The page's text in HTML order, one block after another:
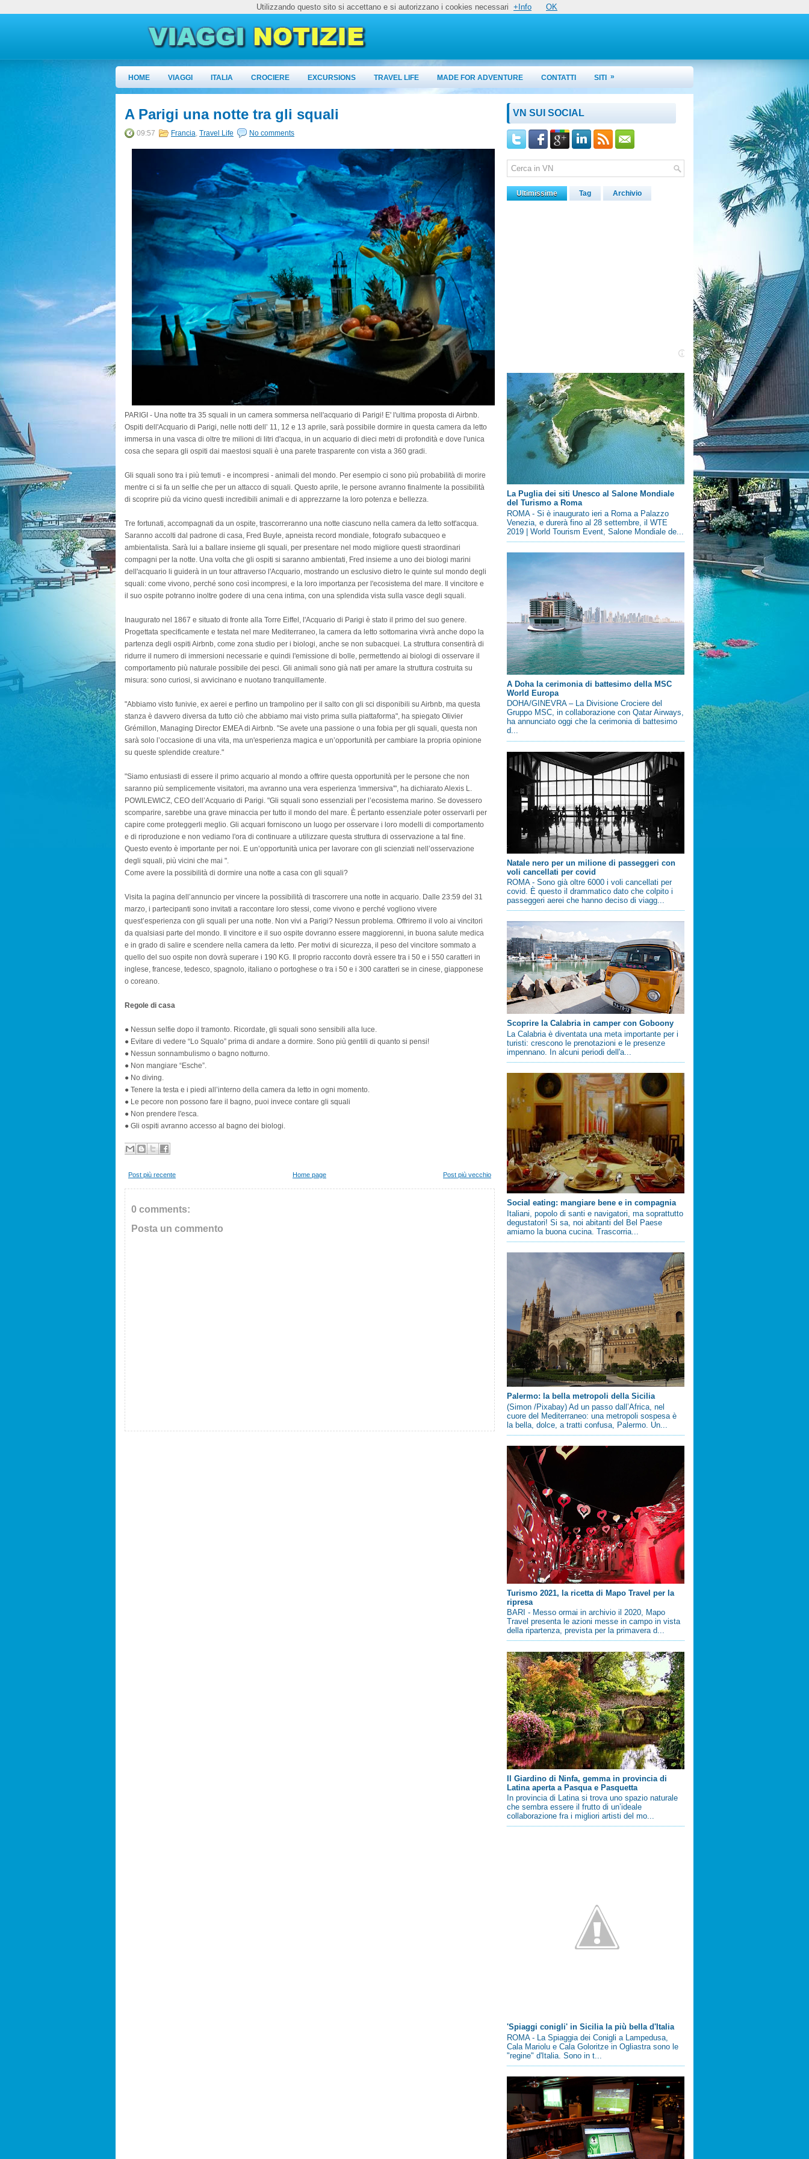
HOME VIAGGI ITALIA CROCIERE EXCURSIONS TRAVEL LIFE MADE FOR ADVENTURE CONTATTI SITI »
A Parigi una notte tra gli squali
09:57 Francia, Travel Life No comments
PARIGI - Una notte tra 35 squali in un camera sommersa nell'acquario di Parigi! E' l'ultima proposta di Airbnb.
Ospiti dell'Acquario di Parigi, nelle notti dell’ 11, 12 e 13 aprile, sarà possibile dormire in questa camera da letto
immersa in una vasca di oltre tre milioni di litri d'acqua, in un acquario di dieci metri di profondità e dove l'unica
cosa che separa gli ospiti dai maestosi squali è una parete trasparente con vista a 360 gradi.
Gli squali sono tra i più temuti - e incompresi - animali del mondo. Per esempio ci sono più probabilità di morire
mentre ci si fa un selfie che per un attacco di squali. Questo aprile, le persone avranno finalmente la possibilità
di scoprire più da vicino questi incredibili animali e di apprezzarne la loro potenza e bellezza.
Tre fortunati, accompagnati da un ospite, trascorreranno una notte ciascuno nella camera da letto sott'acqua.
Saranno accolti dal padrone di casa, Fred Buyle, apneista record mondiale, fotografo subacqueo e
ambientalista. Sarà lui a ballare insieme gli squali, per presentare nel modo migliore questi straordinari
compagni per la notte. Una volta che gli ospiti si saranno ambientati, Fred insieme a uno dei biologi marini
dell'acquario li guiderà in un tour attraverso l'Acquario, mostrando un esclusivo dietro le quinte sul mondo degli
squali: come vivono, perché sono così incompresi, e la loro importanza per l'ecosistema del mare. Il vincitore e
il suo ospite potranno inoltre godere di una cena intima, con una splendida vista sulla vasce degli squali.
Inaugurato nel 1867 e situato di fronte alla Torre Eiffel, l'Acquario di Parigi è stato il primo del suo genere.
Progettata specificamente e testata nel mare Mediterraneo, la camera da letto sottomarina vivrà anche dopo la
partenza degli ospiti Airbnb, come zona studio per i biologi, anche se non subacquei. La struttura consentirà di
ridurre il numero di immersioni necessarie e quindi l'emissione di bolle, permettendo ai biologi di osservare il
comportamento più naturale possibile dei pesci. Gli animali sono già nati per amare la struttura costruita su
misura: sono curiosi, si avvicinano e nuotano tranquillamente.
"Abbiamo visto funivie, ex aerei e perfino un trampolino per il salto con gli sci disponibili su Airbnb, ma questa
stanza è davvero diversa da tutto ciò che abbiamo mai visto prima sulla piattaforma", ha spiegato Olivier
Grémillon, Managing Director EMEA di Airbnb. "Se avete una passione o una fobia per gli squali, questa non
sarà solo l’occasione di una vita, ma un'esperienza magica e un’opportunità per cambiare la propria opinione
su queste splendide creature."
"Siamo entusiasti di essere il primo acquario al mondo a offrire questa opportunità per le persone che non
saranno più semplicemente visitatori, ma avranno una vera esperienza 'immersiva'", ha dichiarato Alexis L.
POWILEWICZ, CEO dell’Acquario di Parigi. "Gli squali sono essenziali per l’ecosistema marino. Se dovessero
scomparire, sarebbe una grave minaccia per tutto il mondo del mare. È pertanto essenziale poter osservarli per
capire come proteggerli meglio. Gli acquari forniscono un luogo per osservare i loro modelli di comportamento
e di riproduzione e non vediamo l'ora di continuare a utilizzare questa struttura di osservazione a tal fine.
Questo evento è importante per noi. E un’opportunità unica per lavorare con gli scienziati nell’osservazione
degli squali, più vicini che mai ".
Come avere la possibilità di dormire una notte a casa con gli squali?
Visita la pagina dell’annuncio per vincere la possibilità di trascorrere una notte in acquario. Dalle 23:59 del 31
marzo, i partecipanti sono invitati a raccontare loro stessi, come vivono e perché vogliono vivere
quest’esperienza con gli squali per una notte. Non vivi a Parigi? Nessun problema. Offriremo il volo ai vincitori
da qualsiasi parte del mondo. Il vincitore e il suo ospite dovranno essere maggiorenni, in buona salute medica
e in grado di salire e scendere nella camera da letto. Per motivi di sicurezza, il peso del vincitore sommato a
quello del suo ospite non dovrà superare i 190 KG. Il proprio racconto dovrà essere tra i 50 e i 550 caratteri in
inglese, francese, tedesco, spagnolo, italiano o portoghese o tra i 50 e i 300 caratteri se in cinese, giapponese
o coreano.
Regole di casa
● Nessun selfie dopo il tramonto. Ricordate, gli squali sono sensibili alla luce.
● Evitare di vedere “Lo Squalo” prima di andare a dormire. Sono più gentili di quanto si pensi!
● Nessun sonnambulismo o bagno notturno.
● Non mangiare “Esche”.
● No diving.
● Tenere la testa e i piedi all’interno della camera da letto in ogni momento.
● Le pecore non possono fare il bagno, puoi invece contare gli squali
● Non prendere l'esca.
● Gli ospiti avranno accesso al bagno dei biologi.
Post più recente Post più vecchio
Home page
0 comments:
Posta un commento
VN SUI SOCIAL
Ultimissime Tag Archivio
La Puglia dei siti Unesco al Salone Mondiale
del Turismo a Roma
ROMA - Si è inaugurato ieri a Roma a Palazzo
Venezia, e durerà fino al 28 settembre, il WTE
2019 | World Tourism Event, Salone Mondiale de...
A Doha la cerimonia di battesimo della MSC
World Europa
DOHA/GINEVRA – La Divisione Crociere del
Gruppo MSC, in collaborazione con Qatar Airways,
ha annunciato oggi che la cerimonia di battesimo
d...
Natale nero per un milione di passeggeri con
voli cancellati per covid
ROMA - Sono già oltre 6000 i voli cancellati per
covid. È questo il drammatico dato che colpito i
passeggeri aerei che hanno deciso di viagg...
Scoprire la Calabria in camper con Goboony
La Calabria è diventata una meta importante per i
turisti: crescono le prenotazioni e le presenze
impennano. In alcuni periodi dell'a...
Social eating: mangiare bene e in compagnia
Italiani, popolo di santi e navigatori, ma soprattutto
degustatori! Si sa, noi abitanti del Bel Paese
amiamo la buona cucina. Trascorria...
Palermo: la bella metropoli della Sicilia
(Simon /Pixabay) Ad un passo dall’Africa, nel
cuore del Mediterraneo: una metropoli sospesa è
la bella, dolce, a tratti confusa, Palermo. Un...
Turismo 2021, la ricetta di Mapo Travel per la
ripresa
BARI - Messo ormai in archivio il 2020, Mapo
Travel presenta le azioni messe in campo in vista
della ripartenza, prevista per la primavera d...
Il Giardino di Ninfa, gemma in provincia di
Latina aperta a Pasqua e Pasquetta
In provincia di Latina si trova uno spazio naturale
che sembra essere il frutto di un’ideale
collaborazione fra i migliori artisti del mo...
'Spiaggi conigli' in Sicilia la più bella d'Italia
ROMA - La Spiaggia dei Conigli a Lampedusa,
Cala Mariolu e Cala Goloritze in Ogliastra sono le
"regine" d'Italia. Sono in t...
Utilizzando questo sito si accettano e si autorizzano i cookies necessari +Info OK